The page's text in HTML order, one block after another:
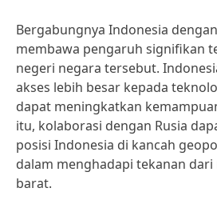
Bergabungnya Indonesia
membawa pengaruh signifikan
negeri negara tersebut.
akses lebih besar kepada
dapat meningkatkan
itu, kolaborasi dengan Rusia
posisi Indonesia di kancah
dalam menghadapi tekanan
barat.